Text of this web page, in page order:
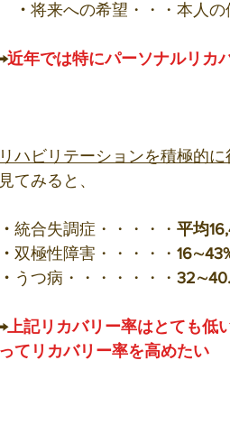
・ 将来への希望・・・本人
近年では特にパーソナルリカ
リハビリテーションを積極的
見てみると、
・ 統合失調症・・・・・ 平均
・ 双極性障害・・・・・
・ うつ病・・・・・・・
上記リカバリー率はとても低
ってリカバリー率を高めたい